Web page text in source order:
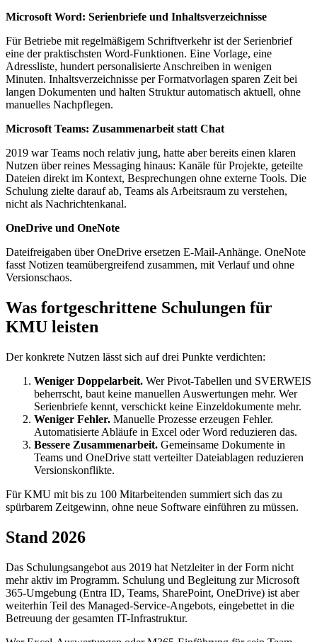
Microsoft Word: Serienbriefe und Inhaltsverzeichnisse
Für Betriebe mit regelmäßigem Schriftverkehr ist der Serienbrief
eine der praktischsten Word-Funktionen. Eine Vorlage, eine
Adressliste, hundert personalisierte Anschreiben in wenigen
Minuten. Inhaltsverzeichnisse per Formatvorlagen sparen Zeit bei
langen Dokumenten und halten Struktur automatisch aktuell, ohne
manuelles Nachpflegen.
Microsoft Teams: Zusammenarbeit statt Chat
2019 war Teams noch relativ jung, hatte aber bereits einen klaren
Nutzen über reines Messaging hinaus: Kanäle für Projekte, geteilte
Dateien direkt im Kontext, Besprechungen ohne externe Tools. Die
Schulung zielte darauf ab, Teams als Arbeitsraum zu verstehen,
nicht als Nachrichtenkanal.
OneDrive und OneNote
Dateifreigaben über OneDrive ersetzen E-Mail-Anhänge. OneNote
fasst Notizen teamübergreifend zusammen, mit Verlauf und ohne
Versionschaos.
Was fortgeschrittene Schulungen für
KMU leisten
Der konkrete Nutzen lässt sich auf drei Punkte verdichten:
Weniger Doppelarbeit. Wer Pivot-Tabellen und SVERWEIS
beherrscht, baut keine manuellen Auswertungen mehr. Wer
Serienbriefe kennt, verschickt keine Einzeldokumente mehr.
Weniger Fehler. Manuelle Prozesse erzeugen Fehler.
Automatisierte Abläufe in Excel oder Word reduzieren das.
Bessere Zusammenarbeit. Gemeinsame Dokumente in
Teams und OneDrive statt verteilter Dateiablagen reduzieren
Versionskonflikte.
Für KMU mit bis zu 100 Mitarbeitenden summiert sich das zu
spürbarem Zeitgewinn, ohne neue Software einführen zu müssen.
Stand 2026
Das Schulungsangebot aus 2019 hat Netzleiter in der Form nicht
mehr aktiv im Programm. Schulung und Begleitung zur Microsoft
365-Umgebung (Entra ID, Teams, SharePoint, OneDrive) ist aber
weiterhin Teil des Managed-Service-Angebots, eingebettet in die
Betreuung der gesamten IT-Infrastruktur.